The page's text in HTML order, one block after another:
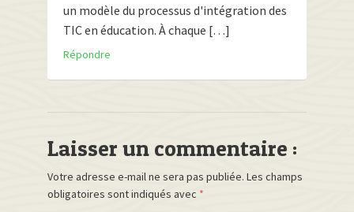
un modèle du processus d'intégration des
TIC en éducation. À chaque […]
Répondre
Laisser un commentaire :
Votre adresse e-mail ne sera pas publiée. Les champs
obligatoires sont indiqués avec *